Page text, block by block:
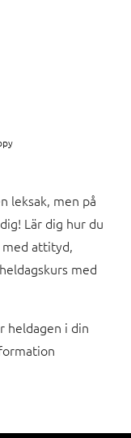
leksak, men på
Lär dig hur du
attityd,
med
heldagen i din